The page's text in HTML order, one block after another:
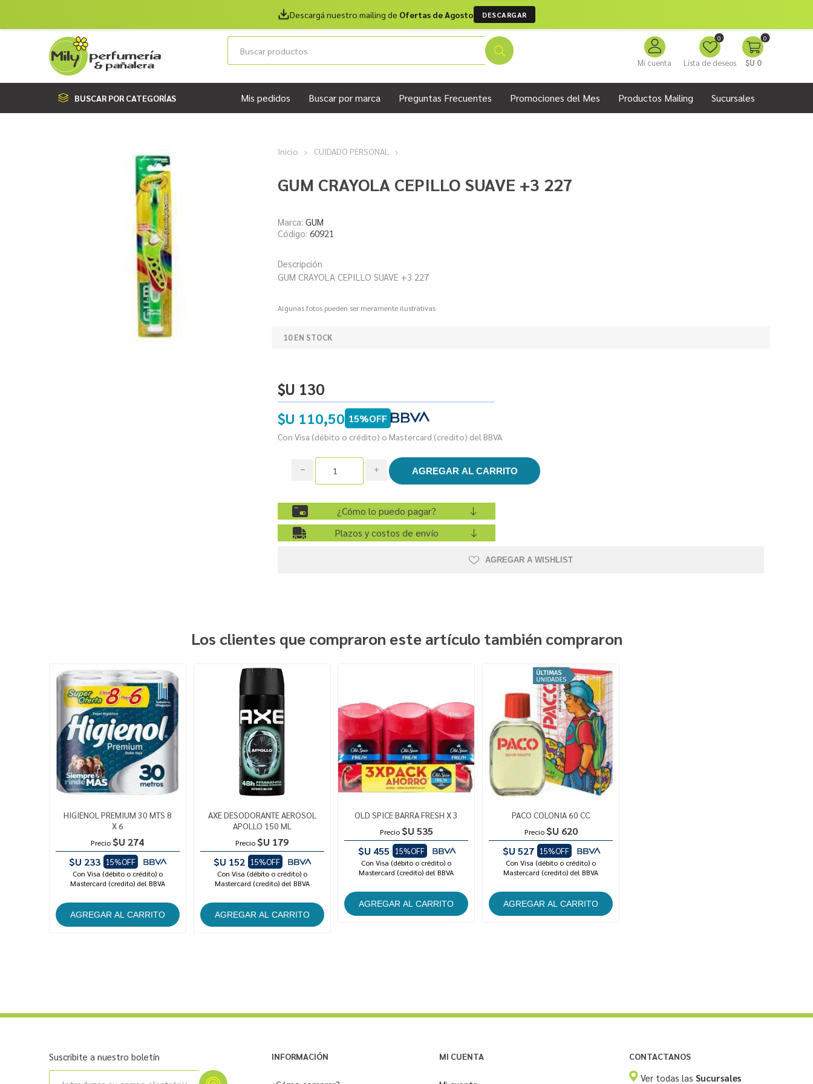
Descargá nuestro mailing de Ofertas de Agosto DESCARGAR
Mi cuenta Lista de deseos
0 0
$U 0
BUSCAR POR CATEGORÍAS Mis pedidos Buscar por marca Preguntas Frecuentes Promociones del Mes Productos Mailing Sucursales
Inicio CUIDADO PERSONAL
GUM CRAYOLA CEPILLO SUAVE +3 227
Marca: GUM
Código: 60921
Descripción
GUM CRAYOLA CEPILLO SUAVE +3 227
Algunas fotos pueden ser meramente ilustrativas
10 EN STOCK
$U 130
$U 110,50 15%OFF
Con Visa (débito o crédito) o Mastercard (credito) del BBVA
i
h
¿Cómo lo puedo pagar?
Plazos y costos de envío
AGREGAR A WISHLIST
Los clientes que compraron este artículo también compraron
HIGIENOL PREMIUM 30 MTS 8
X 6
Precio $U 274
$U 233 15%OFF
Con Visa (débito o crédito) o
Mastercard (credito) del BBVA
AXE DESODORANTE AEROSOL
APOLLO 150 ML
Precio $U 179
$U 152 15%OFF
Con Visa (débito o crédito) o
Mastercard (credito) del BBVA
OLD SPICE BARRA FRESH X 3
Precio $U 535
$U 455
15%OFF
Con Visa (débito o crédito) o
Mastercard (credito) del BBVA
PACO COLONIA 60 CC
Precio $U 620
$U 527 15%OFF
Con Visa (débito o crédito) o
Mastercard (credito) del BBVA
Suscribite a nuestro boletín INFORMACIÓN MI CUENTA CONTACTANOS
Ver todas las Sucursales